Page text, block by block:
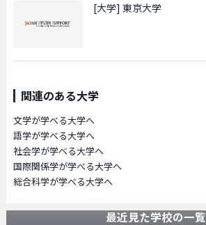
[大学] 東京大学
関連のある大学
文学が学べる大学へ
語学が学べる大学へ
社会学が学べる大学へ
国際関係学が学べる大学へ
総合科学が学べる大学へ
最近見た学校の一覧